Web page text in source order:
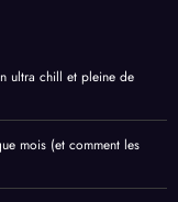
ultra chill et pleine de
mois (et comment les